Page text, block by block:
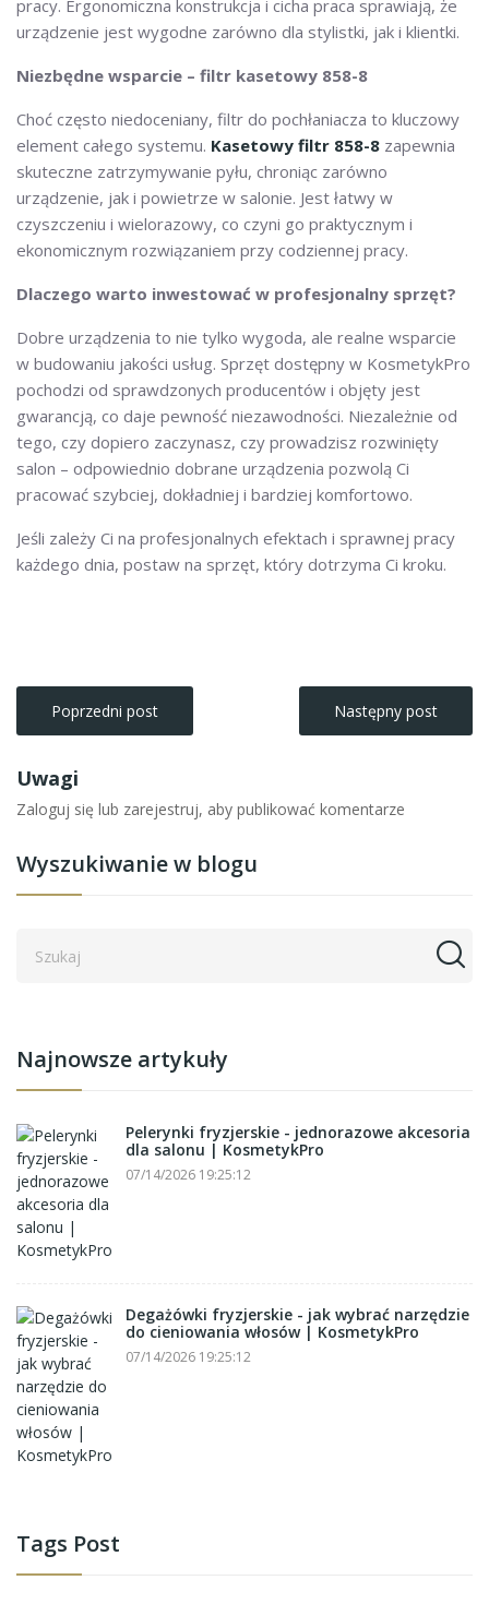
pracy. Ergonomiczna konstrukcja i cicha praca sprawiają, że
urządzenie jest wygodne zarówno dla stylistki, jak i klientki.
Niezbędne wsparcie – filtr kasetowy 858-8
Choć często niedoceniany, filtr do pochłaniacza to kluczowy
element całego systemu. Kasetowy filtr 858-8 zapewnia
skuteczne zatrzymywanie pyłu, chroniąc zarówno
urządzenie, jak i powietrze w salonie. Jest łatwy w
czyszczeniu i wielorazowy, co czyni go praktycznym i
ekonomicznym rozwiązaniem przy codziennej pracy.
Dlaczego warto inwestować w profesjonalny sprzęt?
Dobre urządzenia to nie tylko wygoda, ale realne wsparcie
w budowaniu jakości usług. Sprzęt dostępny w KosmetykPro
pochodzi od sprawdzonych producentów i objęty jest
gwarancją, co daje pewność niezawodności. Niezależnie od
tego, czy dopiero zaczynasz, czy prowadzisz rozwinięty
salon – odpowiednio dobrane urządzenia pozwolą Ci
pracować szybciej, dokładniej i bardziej komfortowo.
Jeśli zależy Ci na profesjonalnych efektach i sprawnej pracy
każdego dnia, postaw na sprzęt, który dotrzyma Ci kroku.
Poprzedni post Następny post
Uwagi
Zaloguj się lub zarejestruj, aby publikować komentarze
Wyszukiwanie w blogu
Najnowsze artykuły
Pelerynki fryzjerskie - jednorazowe akcesoria
dla salonu | KosmetykPro
07/14/2026 19:25:12
Degażówki fryzjerskie - jak wybrać narzędzie
do cieniowania włosów | KosmetykPro
07/14/2026 19:25:12
Tags Post